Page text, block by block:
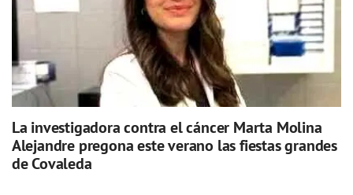
La investigadora contra el cáncer Marta Molina
Alejandre pregona este verano las fiestas grandes
de Covaleda